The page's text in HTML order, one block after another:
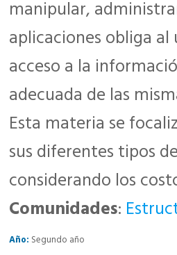
manipular,
aplicaciones obliga
acceso a la
adecuada de las
Esta materia se
sus diferentes tipos
considerando los
Comunidades:
Año: Segundo año